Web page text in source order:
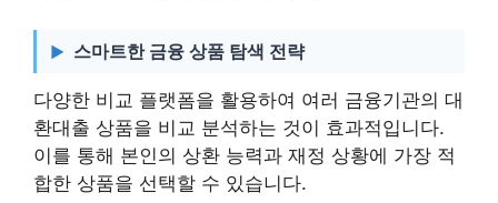
스마트한 금융 상품 탐색 전략
다양한 비교 플랫폼을 활용하여 여러 금융기관의 대
환대출 상품을 비교 분석하는 것이 효과적입니다.
이를 통해 본인의 상환 능력과 재정 상황에 가장 적
합한 상품을 선택할 수 있습니다.